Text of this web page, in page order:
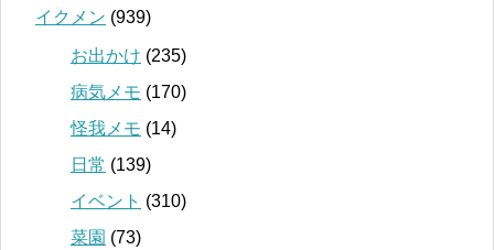
イクメン (939)
お出かけ (235)
病気メモ (170)
怪我メモ (14)
日常 (139)
イベント (310)
菜園 (73)